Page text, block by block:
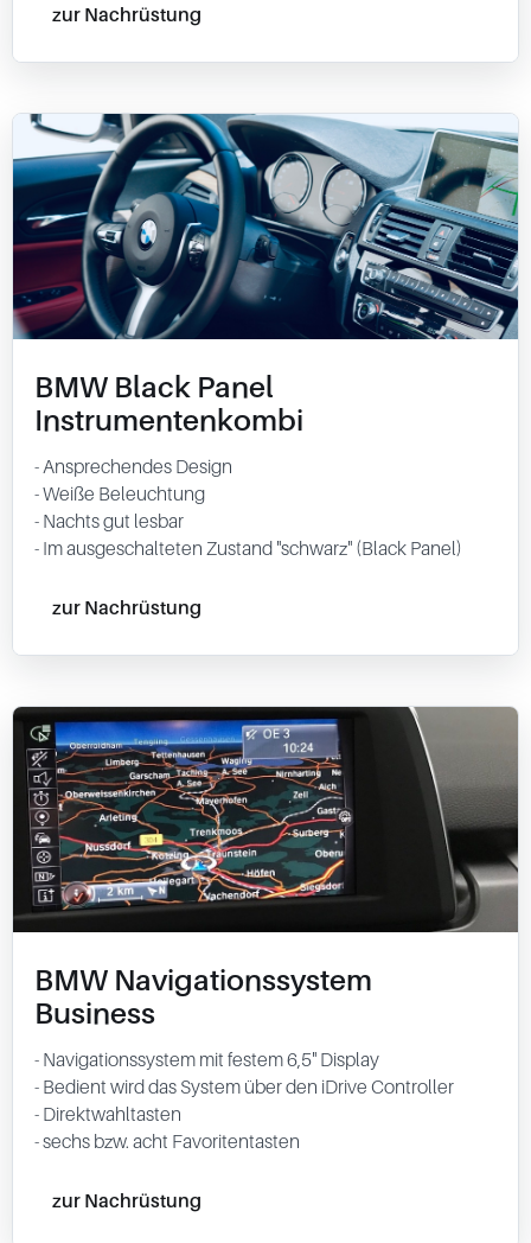
zur Nachrüstung
BMW Black Panel
Instrumentenkombi
- Ansprechendes Design
- Weiße Beleuchtung
- Nachts gut lesbar
- Im ausgeschalteten Zustand "schwarz" (Black Panel)
zur Nachrüstung
BMW Navigationssystem
Business
- Navigationssystem mit festem 6,5" Display
- Bedient wird das System über den iDrive Controller
- Direktwahltasten
- sechs bzw. acht Favoritentasten
zur Nachrüstung